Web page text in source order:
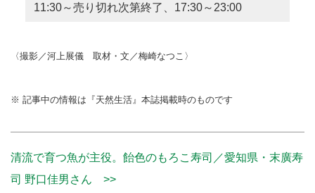
11:30～売り切れ次第終了、17:30～23:00
〈撮影／河上展儀 取材・文／梅崎なつこ〉
※ 記事中の情報は『天然生活』本誌掲載時のものです
清流で育つ魚が主役。飴色のもろこ寿司／愛知県・末廣寿
司 野口佳男さん >>